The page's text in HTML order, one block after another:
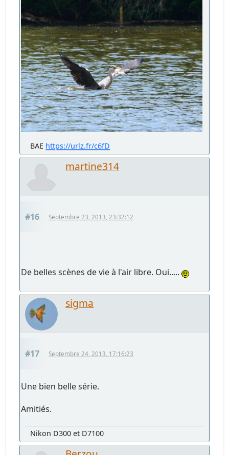
BAE https://urlz.fr/c6fD
martine314
#16 Septembre 23, 2013, 23:32:12
De belles scènes de vie à l'air libre. Oui.....
sigma
#17 Septembre 24, 2013, 17:16:23
Une bien belle série.
Amitiés.
Nikon D300 et D7100